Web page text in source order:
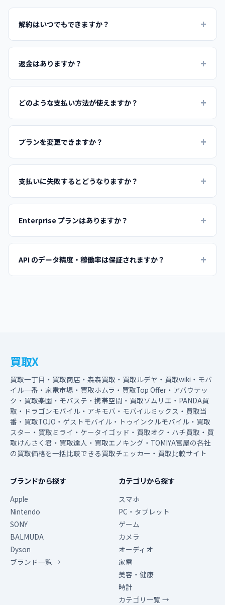
解約はいつでもできますか？
はい、いつでも「プランの変更・解約」ボタンから解約手続き
けます。
返金はありますか？
商品の性質上、お申込みの撤回・返品・返金はお受けできませ
どのような支払い方法が使えますか？
クレジットカード決済（Visa / Mastercard / JCB / American
全に処理されます。
プランを変更できますか？
Premium から Unlimited へのアップグレードは即時反映されま
更新日に反映されます。
支払いに失敗するとどうなりますか？
Stripe が自動でリトライを行います。一定期間支払いが完了し
戻ります。
Enterprise プランはありますか？
商務カスタマイズ・専用 SLA・カスタム機能などをご希望の場
API のデータ精度・稼働率は保証されますか？
買取X
買取一丁目・買取商店・森森買取・買取ルデヤ・買取wiki・モバ
イル一番・家電市場・買取ホムラ・買取Top Offer・アバウテッ
ク・買取楽園・モバステ・携帯空間・買取ソムリエ・PANDA買
取・ドラゴンモバイル・アキモバ・モバイルミックス・買取当
番・買取TOJO・ゲストモバイル・トゥインクルモバイル・買取
スター・買取ミライ・ケータイゴッド・買取オク・ハチ買取・買
取けんさく君・買取達人・買取エノキング・TOMIYA富屋の各社
の買取価格を一括比較できる買取チェッカー・買取比較サイト
ブランドから探す
Apple
Nintendo
SONY
BALMUDA
Dyson
ブランド一覧 →
カテゴリから探す
スマホ
PC・タブレット
ゲーム
カメラ
オーディオ
家電
美容・健康
時計
カテゴリ一覧 →